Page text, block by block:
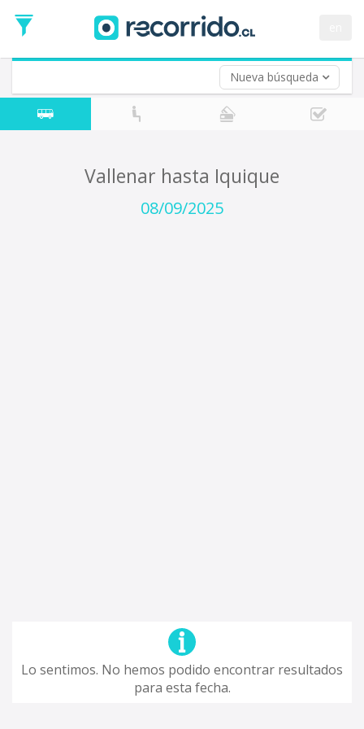
Nueva búsqueda
de
Ida
Vuelta (opcional)
Fecha
de
Vallenar hasta Iquique
08/09/2025
Lo sentimos. No hemos podido encontrar resultados
para esta fecha.